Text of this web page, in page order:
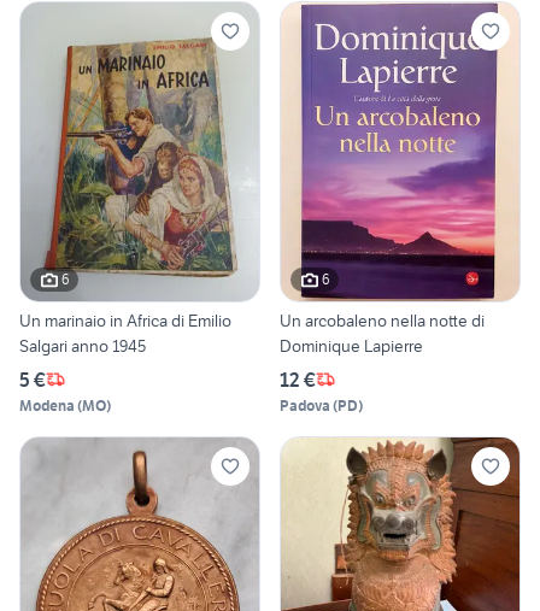
6
Un marinaio in Africa di Emilio
Salgari anno 1945
5 €
Modena (MO)
6
Un arcobaleno nella notte di
Dominique Lapierre
12 €
Padova (PD)